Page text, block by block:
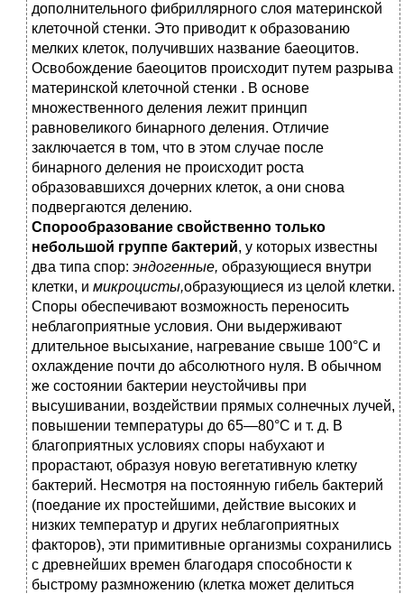
дополнительного фибриллярного слоя материнской
клеточной стенки. Это приводит к образованию
мелких клеток, получивших название баеоцитов.
Освобождение баеоцитов происходит путем разрыва
материнской клеточной стенки . В основе
множественного деления лежит принцип
равновеликого бинарного деления. Отличие
заключается в том, что в этом случае после
бинарного деления не происходит роста
образовавшихся дочерних клеток, а они снова
подвергаются делению.
Спорообразование свойственно только
небольшой группе бактерий, у которых известны
два типа спор: эндогенные, образующиеся внутри
клетки, и микроцисты,образующиеся из целой клетки.
Споры обеспечивают возможность переносить
неблагоприятные условия. Они выдерживают
длительное высыхание, нагревание свыше 100°С и
охлаждение почти до абсолютного нуля. В обычном
же состоянии бактерии неустойчивы при
высушивании, воздействии прямых солнечных лучей,
повышении температуры до 65—80°С и т. д. В
благоприятных условиях споры набухают и
прорастают, образуя новую вегетативную клетку
бактерий. Несмотря на постоянную гибель бактерий
(поедание их простейшими, действие высоких и
низких температур и других неблагоприятных
факторов), эти примитивные организмы сохранились
с древнейших времен благодаря способности к
быстрому размножению (клетка может делиться